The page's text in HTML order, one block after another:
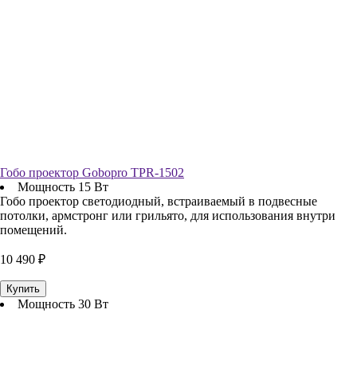
Гобо проектор Gobopro TPR-1502
Мощность 15 Вт
Гобо проектор светодиодный, встраиваемый в подвесные
потолки, армстронг или грильято, для использования внутри
помещений.
10 490 ₽
Купить
Мощность 30 Вт